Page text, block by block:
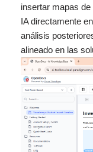
insertar mapas
IA directamente
análisis
alineado en las